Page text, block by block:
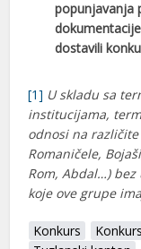
popunjavanja
dostavili
[1] U skladu sa
institucijama,
odnosi na
Romaničele,
Rom, Abdal…)
koje ove grupe
Konkurs